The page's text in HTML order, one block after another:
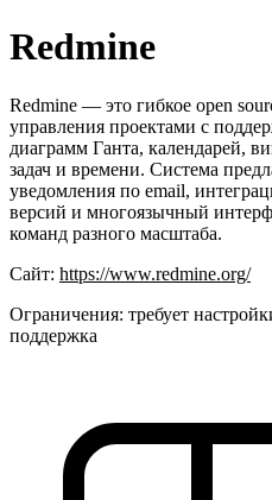
Redmine
Redmine — это гибкое open
управления проектами с
диаграмм Ганта, календарей,
задач и времени. Система
уведомления по email,
версий и многоязычный
команд разного масштаба.
Сайт: https://www.redmine.org/
Ограничения: требует
поддержка